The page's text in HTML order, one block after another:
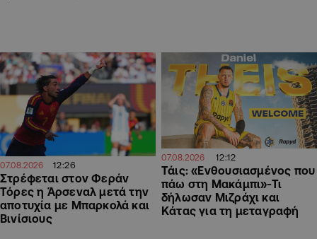
07.08.2026 12:26
Στρέφεται στον Φεράν
Τόρες η Άρσεναλ μετά την
αποτυχία με Μπαρκολά και
Βινίσιους
07.08.2026 12:12
Τάις: «Ενθουσιασμένος που
πάω στη Μακάμπι»-Τι
δήλωσαν Μιζράχι και
Κάτας για τη μεταγραφή